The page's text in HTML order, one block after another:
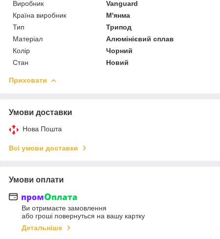
Виробник
Vanguard
Країна виробник
М'янма
Тип
Трипод
Матеріал
Алюмінієвий сплав
Колір
Чорний
Стан
Новий
Приховати
Умови доставки
Нова Пошта
Всі умови доставки
Умови оплати
Ви отримаєте замовлення
або гроші повернуться на вашу картку
Детальніше